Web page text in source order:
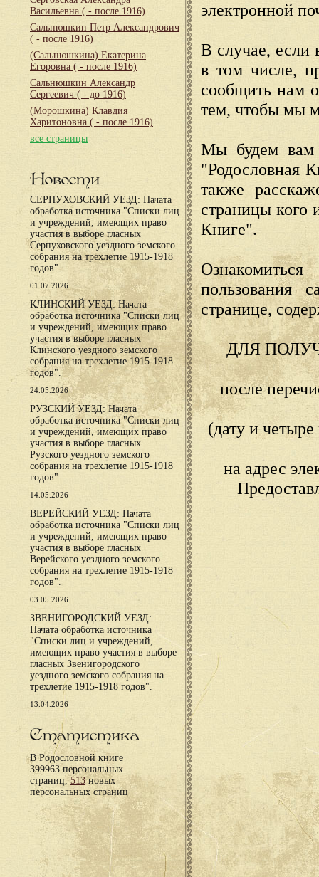
Васильевна ( - после 1916)
Сальнюшкин Петр Александрович
( - после 1916)
(Сальнюшкина) Екатерина
Егоровна ( - после 1916)
Сальнюшкин Александр
Сергеевич ( - до 1916)
(Морошкина) Клавдия
Харитоновна ( - после 1916)
все страницы
Новости
СЕРПУХОВСКИЙ УЕЗД: Начата
обработка источника "Списки лиц
и учреждений, имеющих право
участия в выборе гласных
Серпуховского уездного земского
собрания на трехлетие 1915-1918
годов".
01.07.2026
КЛИНСКИЙ УЕЗД: Начата
обработка источника "Списки лиц
и учреждений, имеющих право
участия в выборе гласных
Клинского уездного земского
собрания на трехлетие 1915-1918
годов".
24.05.2026
РУЗСКИЙ УЕЗД: Начата
обработка источника "Списки лиц
и учреждений, имеющих право
участия в выборе гласных
Рузского уездного земского
собрания на трехлетие 1915-1918
годов".
14.05.2026
ВЕРЕЙСКИЙ УЕЗД: Начата
обработка источника "Списки лиц
и учреждений, имеющих право
участия в выборе гласных
Верейского уездного земского
собрания на трехлетие 1915-1918
годов".
03.05.2026
ЗВЕНИГОРОДСКИЙ УЕЗД:
Начата обработка источника
"Списки лиц и учреждений,
имеющих право участия в выборе
гласных Звенигородского
уездного земского собрания на
трехлетие 1915-1918 годов".
13.04.2026
Статистика
В Родословной книге
399963 персональных
страниц,513новых
персональных страниц
электронной
В случае, если
в том числе,
сообщить нам
тем, чтобы мы
Мы будем вам
"Родословная
также
страницы кого
Книге".
пользования
странице,
ДЛЯ
после
(дату и
на адрес